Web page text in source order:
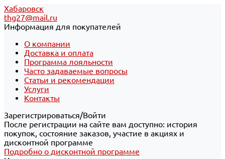
Хабаровск
thg27@mail.ru
Информация для покупателей
О компании
Доставка и оплата
Программа лояльности
Часто задаваемые вопросы
Статьи и рекомендации
Услуги
Контакты
Зарегистрироваться/Войти
После регистрации на сайте вам доступно: история
покупок, состояние заказов, участие в акциях и
дисконтной программе
Подробно о дисконтной программе